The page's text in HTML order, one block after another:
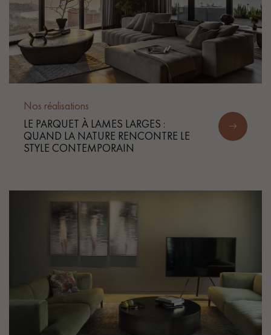
Nos réalisations
LE PARQUET À LAMES LARGES :
QUAND LA NATURE RENCONTRE LE
STYLE CONTEMPORAIN